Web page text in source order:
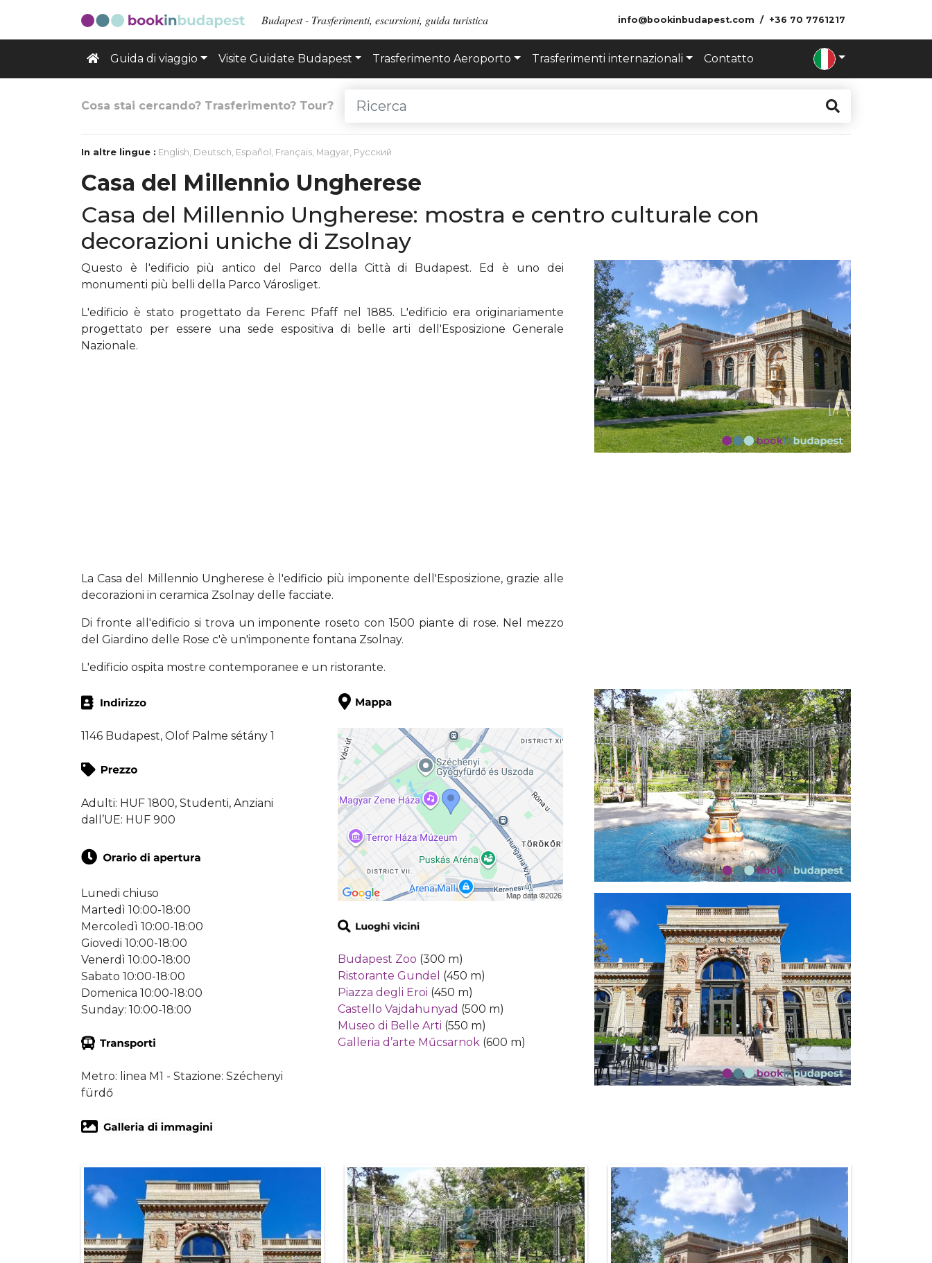
Budapest - Trasferimenti, escursioni, guida turistica info@bookinbudapest.com +36 70 7761217
Guida di viaggio Visite Guidate Budapest Trasferimento Aeroporto Trasferimenti internazionali Contatto
Cosa stai cercando? Trasferimento? Tour?
In altre lingue : English, Deutsch, Español , Français, Magyar, Русский
Casa del Millennio Ungherese
Casa del Millennio Ungherese: mostra e centro culturale con
decorazioni uniche di Zsolnay
Questo è l'edificio più antico del Parco della Città di Budapest. Ed è uno dei
monumenti più belli della Parco Városliget.
L'edificio è stato progettato da Ferenc Pfaff nel 1885. L'edificio era originariamente
progettato per essere una sede espositiva di belle arti dell'Esposizione Generale
Nazionale.
La Casa del Millennio Ungherese è l'edificio più imponente dell'Esposizione, grazie alle
decorazioni in ceramica Zsolnay delle facciate.
Di fronte all'edificio si trova un imponente roseto con 1500 piante di rose. Nel mezzo
del Giardino delle Rose c'è un'imponente fontana Zsolnay.
L'edificio ospita mostre contemporanee e un ristorante.
1146 Budapest, Olof Palme sétány 1
Adulti: HUF 1800, Studenti, Anziani
dall’UE: HUF 900
Lunedi chiuso
Martedì 10:00-18:00
Mercoledì 10:00-18:00
Giovedi 10:00-18:00
Venerdì 10:00-18:00
Sabato 10:00-18:00
Domenica 10:00-18:00
Sunday: 10:00-18:00
Metro: linea M1 - Stazione: Széchenyi
fürdő
Budapest Zoo (300 m)
Ristorante Gundel (450 m)
Piazza degli Eroi (450 m)
Castello Vajdahunyad (500 m)
Museo di Belle Arti (550 m)
Galleria d’arte Műcsarnok (600 m)